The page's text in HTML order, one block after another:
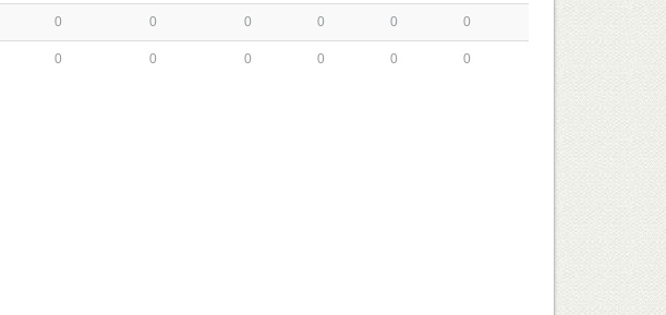
0 0 0 0 0 0
0 0 0 0 0 0